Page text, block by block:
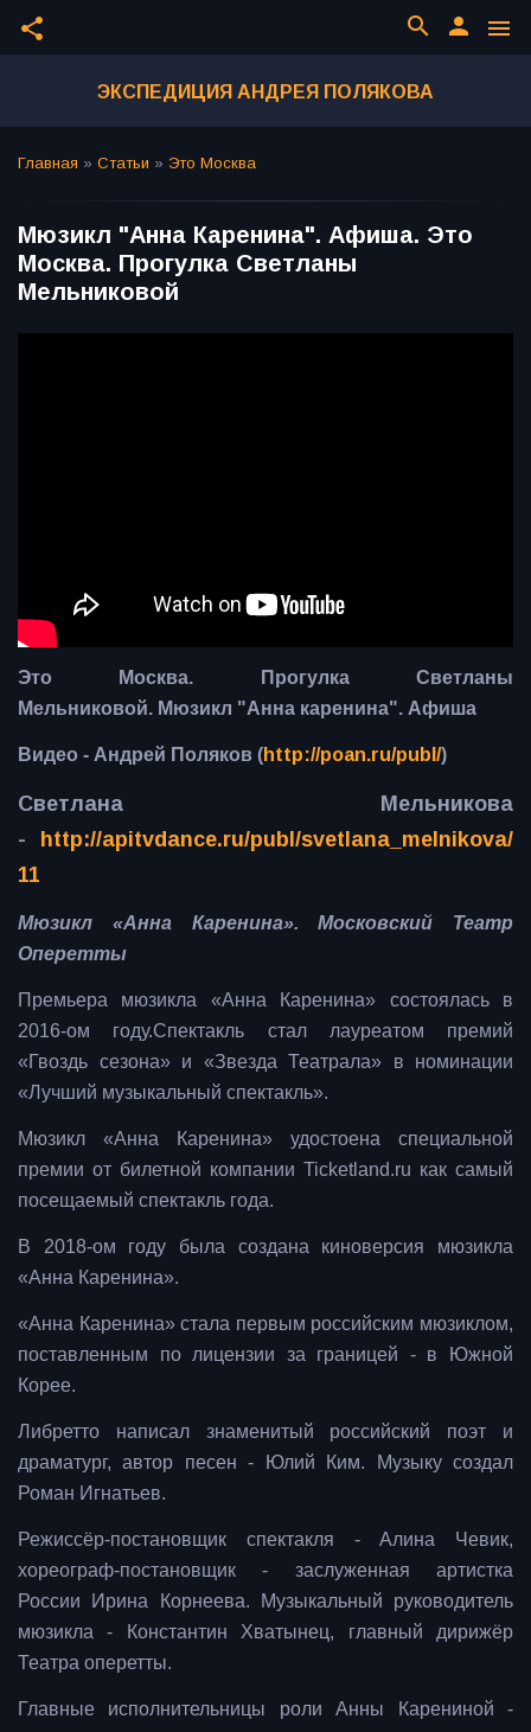
share menu
person
search
ЭКСПЕДИЦИЯ АНДРЕЯ ПОЛЯКОВА
Главная » Статьи » Это Москва
Мюзикл "Анна Каренина". Афиша. Это
Москва. Прогулка Светланы
Мельниковой
Это Москва. Прогулка Светланы
Мельниковой. Мюзикл "Анна каренина". Афиша
Видео - Андрей Поляков (http://poan.ru/publ/)
Светлана Мельникова
-
http://apitvdance.ru/publ/svetlana_melnikova/
11
Мюзикл «Анна Каренина». Московский Театр
Оперетты
Премьера мюзикла «Анна Каренина» состоялась в
2016-ом году.Спектакль стал лауреатом премий
«Гвоздь сезона» и «Звезда Театрала» в номинации
«Лучший музыкальный спектакль».
Мюзикл «Анна Каренина» удостоена специальной
премии от билетной компании Ticketland.ru как самый
посещаемый спектакль года.
В 2018-ом году была создана киноверсия мюзикла
«Анна Каренина».
«Анна Каренина» стала первым российским мюзиклом,
поставленным по лицензии за границей - в Южной
Корее.
Либретто написал знаменитый российский поэт и
драматург, автор песен - Юлий Ким. Музыку создал
Роман Игнатьев.
Режиссёр-постановщик спектакля - Алина Чевик,
хореограф-постановщик - заслуженная артистка
России Ирина Корнеева. Музыкальный руководитель
мюзикла - Константин Хватынец, главный дирижёр
Театра оперетты.
Главные исполнительницы роли Анны Карениной -